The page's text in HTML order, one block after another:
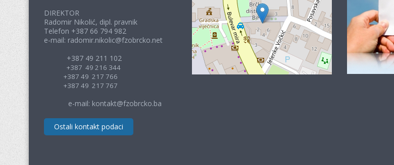
DIREKTOR
Radomir Nikolić, dipl. pravnik
Telefon +387 66 794 982
e-mail: radomir.nikolic@fzobrcko.net
+387 49 211 102
+387 49 216 344
+387 49 217 766
+387 49 217 767
e-mail: kontakt@fzobrcko.ba
Ostali kontakt podaci